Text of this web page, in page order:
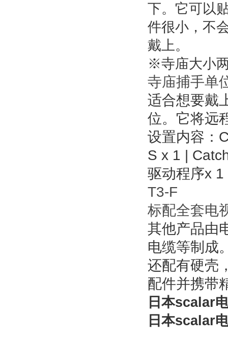
下。它可以
件很小，不
戴上。
※寺庙大小
寺庙捕手单
适合想要戴
位。它将远
设置内容：
S x 1 |
驱动程序x 1
T3-F
标配全套电
其他产品由
电缆等制成
还配有硬壳
配件并携带
日本scalar
日本scalar